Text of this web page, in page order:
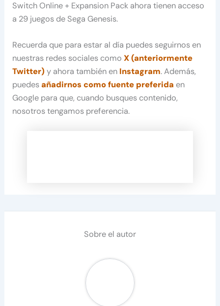
Switch Online + Expansion Pack ahora tienen acceso
a 29 juegos de Sega Genesis.
Recuerda que para estar al día puedes seguirnos en
nuestras redes sociales comoX (anteriormente
Twitter) y ahora también en Instagram. Además,
puedesañadirnos como fuente preferida en
Google para que, cuando busques contenido,
nosotros tengamos preferencia.
Sobre el autor